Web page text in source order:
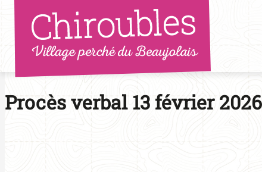
Aller
au
contenu
Procès verbal 13 février 2026